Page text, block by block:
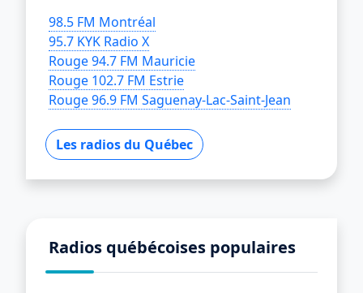
98.5 FM Montréal
95.7 KYK Radio X
Rouge 94.7 FM Mauricie
Rouge 102.7 FM Estrie
Rouge 96.9 FM Saguenay-Lac-Saint-Jean
Les radios du Québec
Radios québécoises populaires